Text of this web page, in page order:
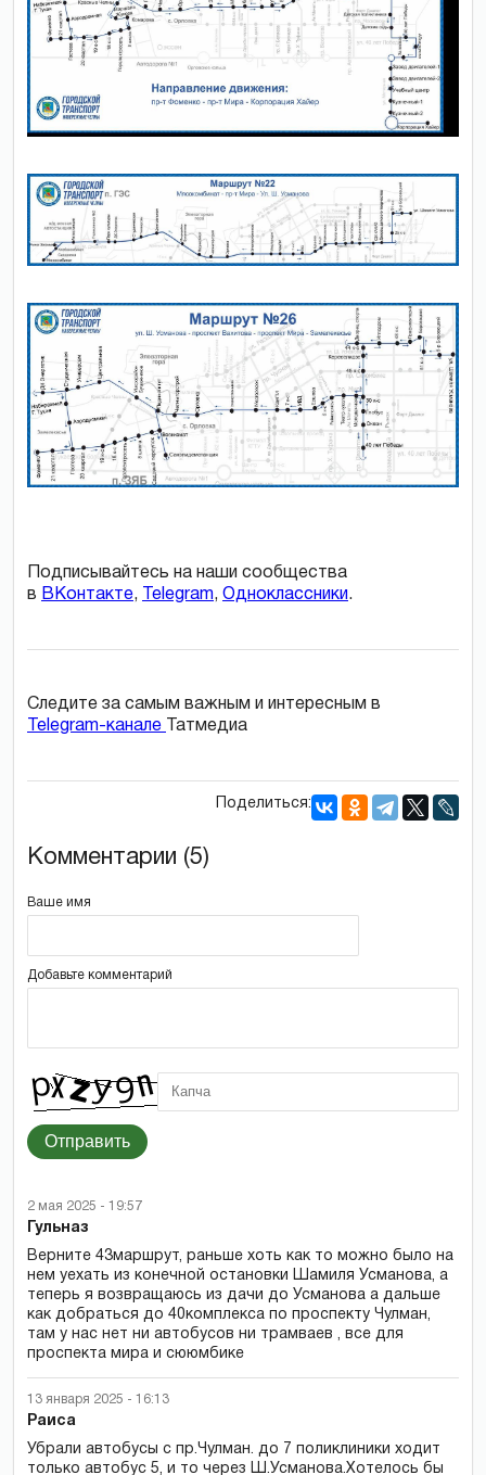
Подписывайтесь на наши сообщества
в ВКонтакте, Telegram, Одноклассники.
Следите за самым важным и интересным в
Telegram-канале
Татмедиа
Поделиться:
Комментарии (5)
Ваше имя
Добавьте комментарий
Отправить
2 мая 2025 - 19:57
Гульназ
Верните 43маршрут, раньше хоть как то можно было на
нем уехать из конечной остановки Шамиля Усманова, а
теперь я возвращаюсь из дачи до Усманова а дальше
как добраться до 40комплекса по проспекту Чулман,
там у нас нет ни автобусов ни трамваев , все для
проспекта мира и сююмбике
13 января 2025 - 16:13
Раиса
Убрали автобусы с пр.Чулман. до 7 поликлиники ходит
только автобус 5, и то через Ш.Усманова.Хотелось бы